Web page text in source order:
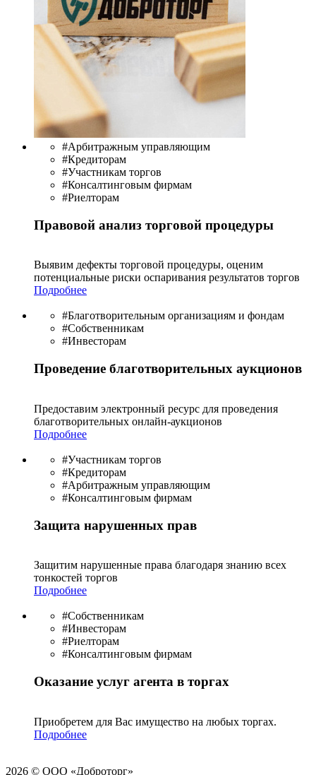
#Арбитражным управляющим
#Кредиторам
#Участникам торгов
#Консалтинговым фирмам
#Риелторам
Правовой анализ торговой процедуры
Выявим дефекты торговой процедуры, оценим
потенциальные риски оспаривания результатов торгов
Подробнее
#Благотворительным организациям и фондам
#Собственникам
#Инвесторам
Проведение благотворительных аукционов
Предоставим электронный ресурс для проведения
благотво­рительных онлайн-аукционов
Подробнее
#Участникам торгов
#Кредиторам
#Арбитражным управляющим
#Консалтинговым фирмам
Защита нарушенных прав
Защитим нарушенные права благодаря знанию всех
тонкостей торгов
Подробнее
#Собственникам
#Инвесторам
#Риелторам
#Консалтинговым фирмам
Оказание услуг агента в торгах
Приобретем для Вас имущество на любых торгах.
Подробнее
2026 © ООО «Доброторг»